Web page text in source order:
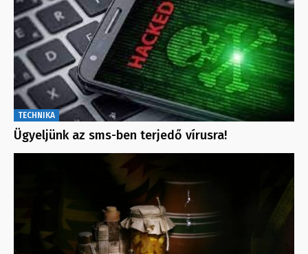
TECHNIKA
Ügyeljünk az sms-ben terjedő vírusra!